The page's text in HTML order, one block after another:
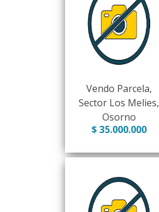
Vendo Parcela,
Sector Los Melies,
Osorno
$ 35.000.000